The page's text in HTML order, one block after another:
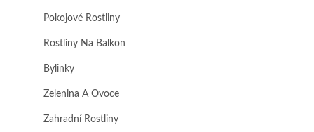
Pokojové Rostliny
Rostliny Na Balkon
Bylinky
Zelenina A Ovoce
Zahradní Rostliny